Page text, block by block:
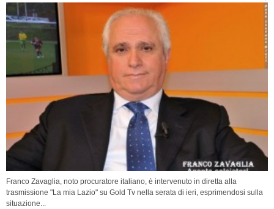
Franco Zavaglia, noto procuratore italiano, è intervenuto in diretta alla
trasmissione "La mia Lazio" su Gold Tv nella serata di ieri, esprimendosi sulla
situazione...